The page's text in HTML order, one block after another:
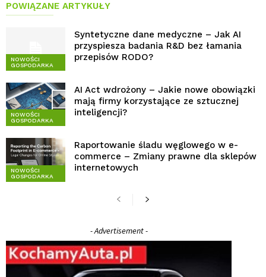
POWIĄZANE ARTYKUŁY
NOWOŚCI
GOSPODARKA
Syntetyczne dane medyczne – Jak AI
przyspiesza badania R&D bez łamania
przepisów RODO?
NOWOŚCI
GOSPODARKA
AI Act wdrożony – Jakie nowe obowiązki
mają firmy korzystające ze sztucznej
inteligencji?
NOWOŚCI
GOSPODARKA
Raportowanie śladu węglowego w e-
commerce – Zmiany prawne dla sklepów
internetowych
- Advertisement -